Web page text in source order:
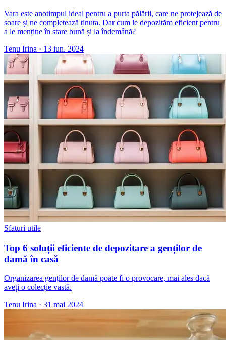
Vara este anotimpul ideal pentru a purta pălării, care ne protejează de
soare și ne completează ținuta. Dar cum le depozităm eficient pentru
a le menține în stare bună și la îndemână?
Tenu Irina · 13 iun. 2024
Sfaturi utile
Top 6 soluții eficiente de depozitare a genților de
damă în casă
Organizarea genților de damă poate fi o provocare, mai ales dacă
aveți o colecție vastă.
Tenu Irina · 31 mai 2024